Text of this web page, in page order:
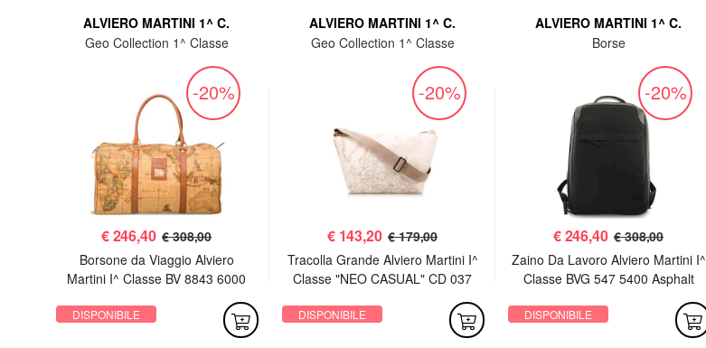
ALVIERO MARTINI 1^ C.
Geo Collection 1^ Classe
-20%
€246,40 € 308,00
Borsone da Viaggio Alviero
Martini I^ Classe BV 8843 6000
DISPONIBILE
ALVIERO MARTINI 1^ C.
Geo Collection 1^ Classe
-20%
€ 143,20 € 179,00
Tracolla Grande Alviero Martini I^
Classe "NEO CASUAL" CD 037
DISPONIBILE
ALVIERO MARTINI 1^ C.
Borse
-20%
€246,40 € 308,00
Zaino Da Lavoro Alviero Martini I^
Classe BVG 547 5400 Asphalt
DISPONIBILE